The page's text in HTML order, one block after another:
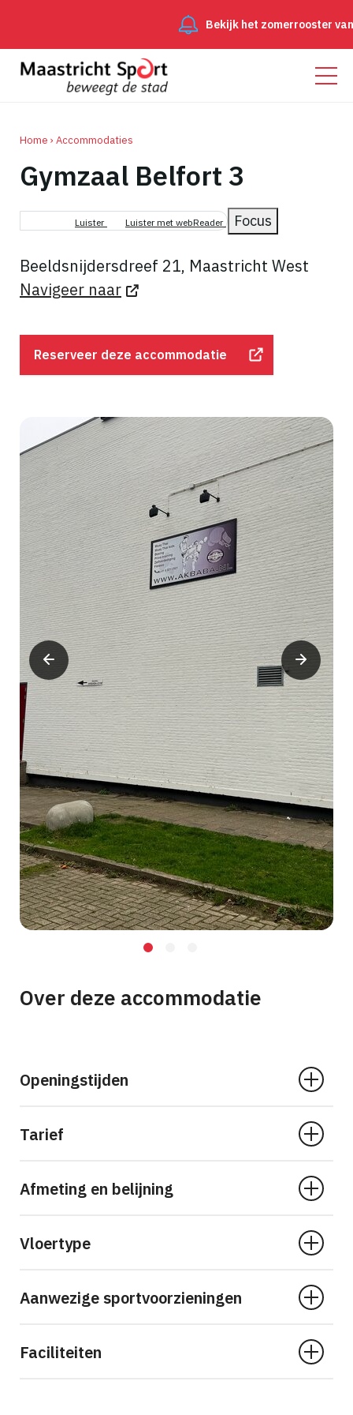
Bekijk het zomerrooster van
Kruimelpad
Home Accommodaties
Gymzaal Belfort 3
Luister Luister met webReader Focus
Beeldsnijdersdreef 21, Maastricht West
Navigeer naar
Reserveer deze accommodatie
Over deze accommodatie
Openingstijden
Tarief
Afmeting en belijning
Vloertype
Aanwezige sportvoorzieningen
Faciliteiten